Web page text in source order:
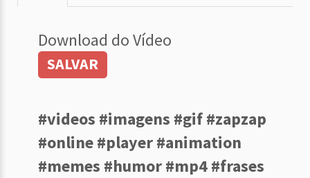
Download do Vídeo
SALVAR
#videos #imagens #gif #zapzap
#online #player #animation
#memes #humor #mp4 #frases